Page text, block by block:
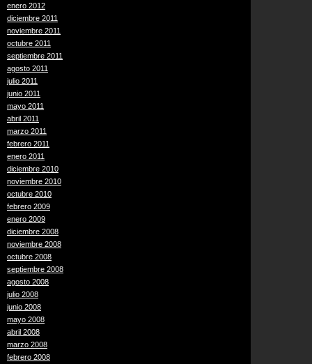
enero 2012
diciembre 2011
noviembre 2011
octubre 2011
septiembre 2011
agosto 2011
julio 2011
junio 2011
mayo 2011
abril 2011
marzo 2011
febrero 2011
enero 2011
diciembre 2010
noviembre 2010
octubre 2010
febrero 2009
enero 2009
diciembre 2008
noviembre 2008
octubre 2008
septiembre 2008
agosto 2008
julio 2008
junio 2008
mayo 2008
abril 2008
marzo 2008
febrero 2008